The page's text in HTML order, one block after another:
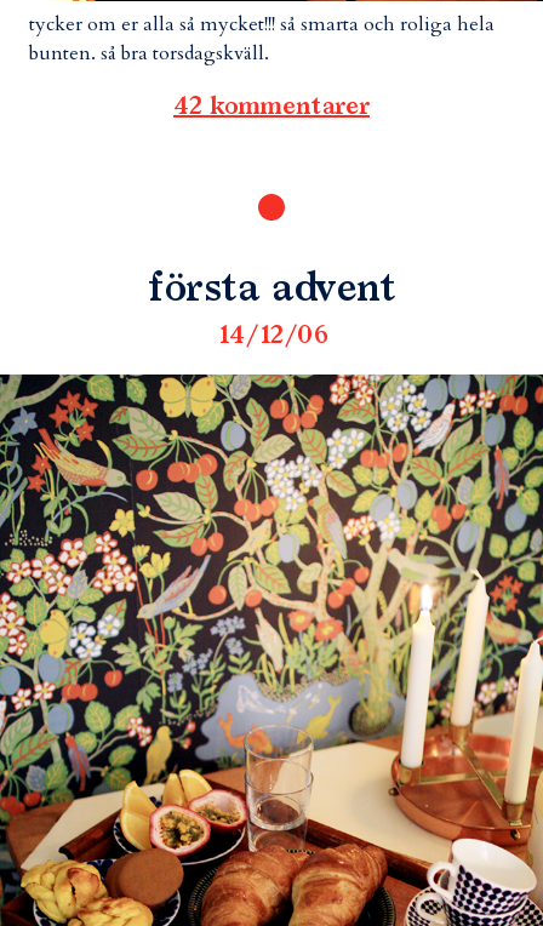
tycker om er alla så mycket!!! så smarta och roliga hela
bunten. så bra torsdagskväll.
42 kommentarer
första advent
14/12/06